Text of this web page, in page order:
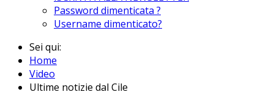
Password dimenticata ?
Username dimenticato?
Sei qui:
Home
Video
Ultime notizie dal Cile